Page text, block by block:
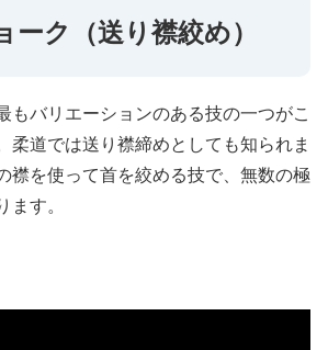
ーク（送り襟絞め）
もバリエーションのある技の一つがこ
柔道では送り襟締めとしても知られま
襟を使って首を絞める技で、無数の極
ます。